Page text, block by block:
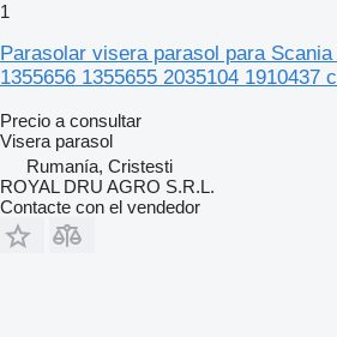
1
Parasolar visera parasol para
1355656 1355655 2035104 1910437
Precio a consultar
Visera parasol
Rumanía, Cristesti
ROYAL DRU AGRO S.R.L.
Contacte con el vendedor